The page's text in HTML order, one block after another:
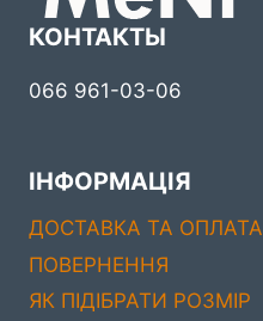
КОНТАКТЫ
066 961-03-06
ІНФОРМАЦІЯ
ДОСТАВКА ТА ОПЛАТА
ПОВЕРНЕННЯ
ЯК ПІДІБРАТИ РОЗМІР